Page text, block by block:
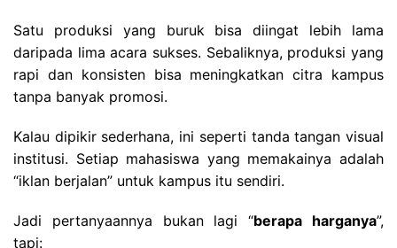
Satu produksi yang buruk bisa diingat lebih lama
daripada lima acara sukses. Sebaliknya, produksi yang
rapi dan konsisten bisa meningkatkan citra kampus
tanpa banyak promosi.
Kalau dipikir sederhana, ini seperti tanda tangan visual
institusi. Setiap mahasiswa yang memakainya adalah
“iklan berjalan” untuk kampus itu sendiri.
Jadi pertanyaannya bukan lagi “berapa harganya”,
tapi: